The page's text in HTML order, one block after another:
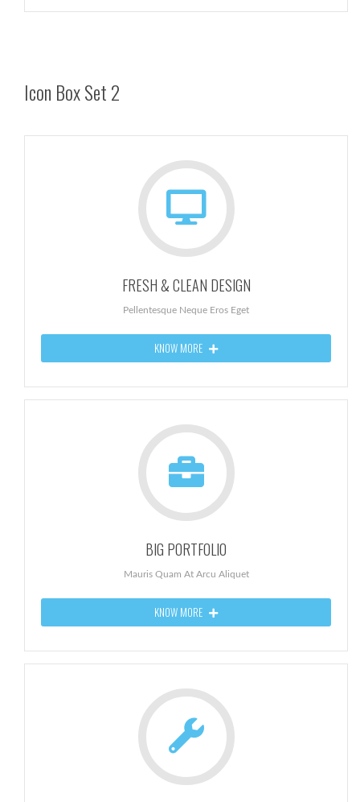
Icon Box Set 2
FRESH & CLEAN DESIGN
Pellentesque Neque Eros Eget
KNOW MORE
BIG PORTFOLIO
Mauris Quam At Arcu Aliquet
KNOW MORE